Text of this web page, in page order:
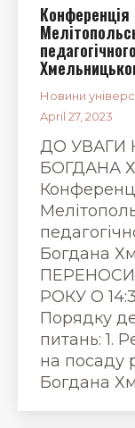
Новини
April 27, 2023
ДО УВАГИ
БОГДАНА
Богдана
РОКУ О
Порядку
питань: 1.
на посаду
Богдана